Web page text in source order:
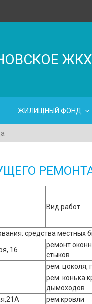
ЖИЛИЩНЫЙ ФОНД
Вид работ
средства местных
16
ремонт
стыков
рем. цоколя,
рем. конька
дымоходов
рем.кровли